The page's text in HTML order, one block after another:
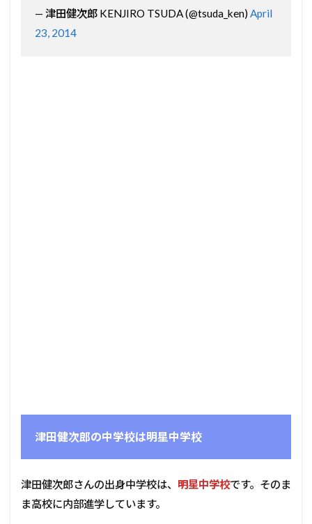
— 津田健次郎 KENJIRO TSUDA (@tsuda_ken) April
23, 2014
津田健次郎の中学校は明星中学校
津田健次郎さんの出身中学校は、 明星中学校です。そのま
ま高校に内部進学しています。